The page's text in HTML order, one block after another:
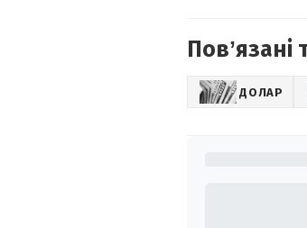
Повʼязані
ДОЛАР